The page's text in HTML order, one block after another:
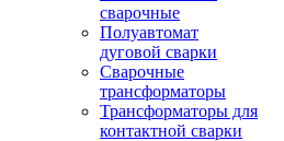
сварочные
Полуавтомат
дуговой сварки
Сварочные
трансформаторы
Трансформаторы для
контактной сварки